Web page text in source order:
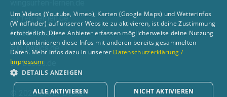
surfen-lernen.de
foilsurfen.de
sup-basics.de
ski-basics.de
© 2026 DAILY DOSE
Um Videos (Youtube, Vimeo), Karten (Google Maps) und Wetterinfos
(Windfinder) auf unserer Website zu aktivieren, ist deine Zustimmung
erforderlich. Diese Anbieter erfassen möglicherweise deine Nutzung
und kombinieren diese Infos mit anderen bereits gesammelten
Daten. Mehr Infos dazu in unserer Datenschutzerklärung /
Impressum
DETAILS ANZEIGEN
ALLE AKTIVIEREN NICHT AKTIVIEREN